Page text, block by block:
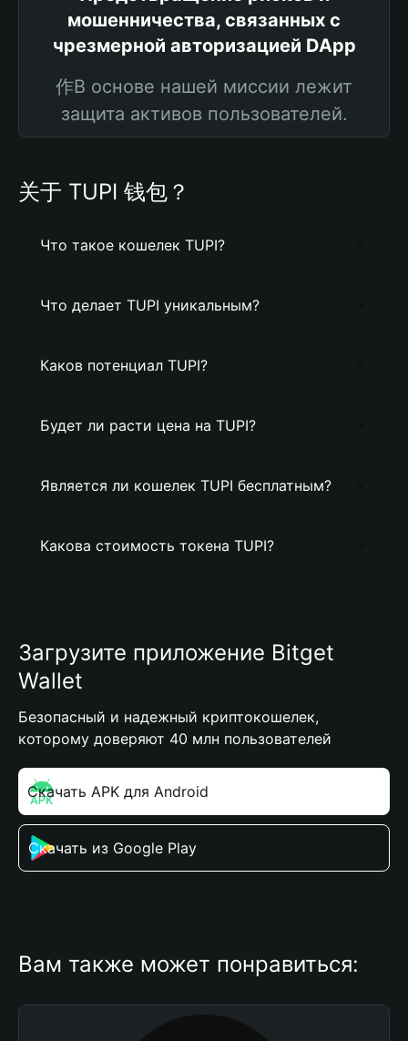
мошенничества, связанных с
чрезмерной авторизацией DApp
作В основе нашей миссии лежит
защита активов пользователей.
关于 TUPI 钱包？
Что такое кошелек TUPI?
Что делает TUPI уникальным?
Каков потенциал TUPI?
Будет ли расти цена на TUPI?
Является ли кошелек TUPI бесплатным?
Какова стоимость токена TUPI?
Загрузите приложение Bitget
Wallet
Безопасный и надежный криптокошелек,
которому доверяют 40 млн пользователей
Скачать APK для Android
Скачать из Google Play
Вам также может понравиться: